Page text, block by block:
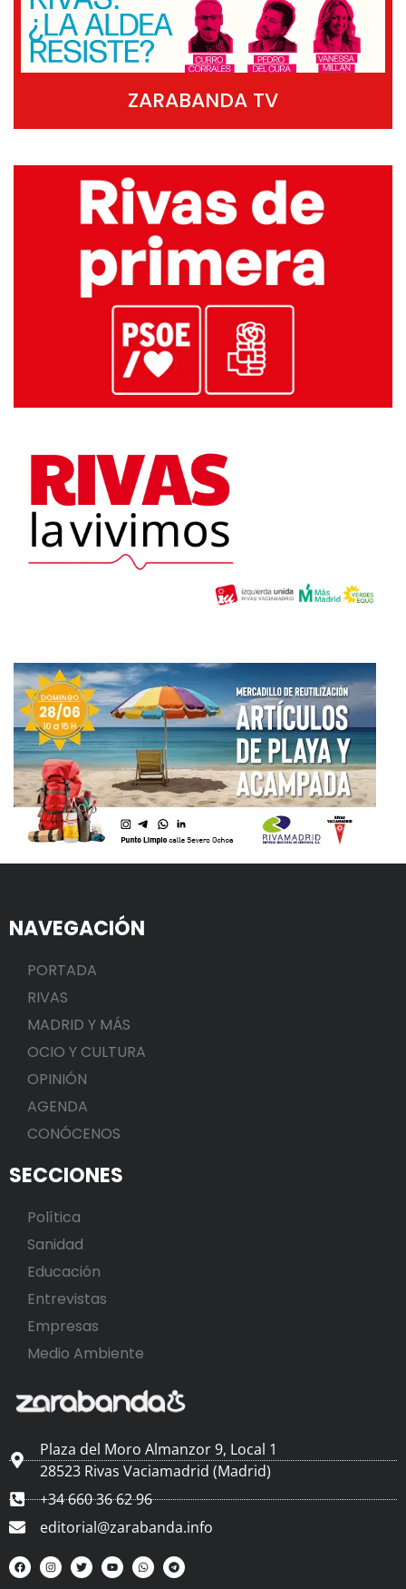
ZARABANDA TV
NAVEGACIÓN
PORTADA
RIVAS
MADRID Y MÁS
OCIO Y CULTURA
OPINIÓN
AGENDA
CONÓCENOS
SECCIONES
Política
Sanidad
Educación
Entrevistas
Empresas
Medio Ambiente
Plaza del Moro Almanzor 9, Local 1
28523 Rivas Vaciamadrid (Madrid)
+34 660 36 62 96
editorial@zarabanda.info